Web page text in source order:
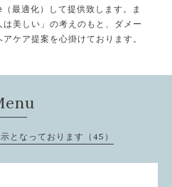
最適化）して提供致します。ま
美しい」の考えのもと、ダメー
ケア提案を心掛けております。
となっております（45）